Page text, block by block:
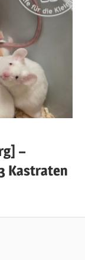
–
Kastraten